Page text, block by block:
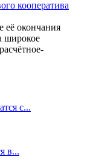
её окончания
широкое
с...
в...